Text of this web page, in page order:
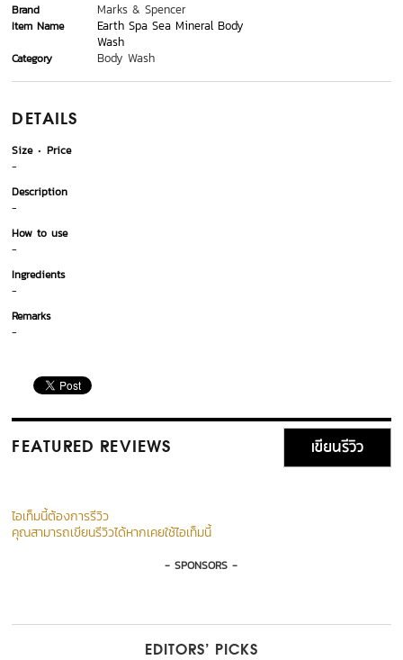
Brand Marks & Spencer
Item Name
Earth Spa Sea Mineral Body
Wash
Category Body Wash
DETAILS
Size
Price
-
Description
-
How to use
-
Ingredients
-
Remarks
-
FEATURED REVIEWS เขียนรีวิว
ไอเท็มนี้ต้องการรีวิว
คุณสามารถเขียนรีวิวได้หากเคยใช้ไอเท็มนี้
- SPONSORS -
EDITORS’ PICKS